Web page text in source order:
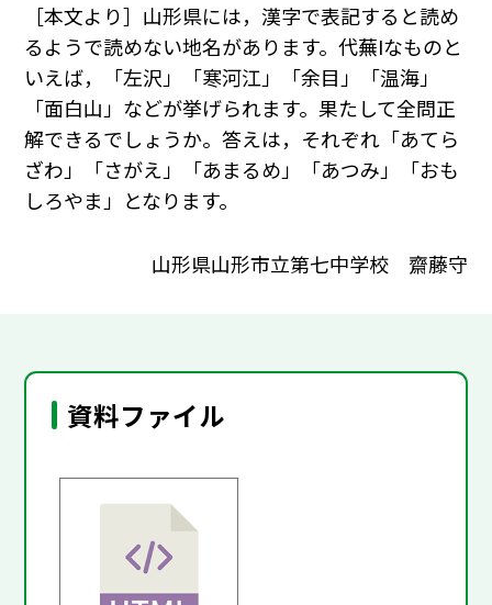
［本文より］山形県には，漢字で表記すると読め
るようで読めない地名があります。代蕪Iなものと
いえば，「左沢」「寒河江」「余目」「温海」
「面白山」などが挙げられます。果たして全問正
解できるでしょうか。答えは，それぞれ「あてら
ざわ」「さがえ」「あまるめ」「あつみ」「おも
しろやま」となります。
山形県山形市立第七中学校 齋藤守
資料ファイル